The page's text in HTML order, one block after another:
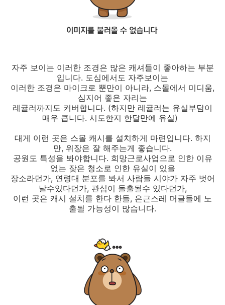
자주 보이는 이러한 조경은 많은 캐셔들이 좋아하는 부분
입니다. 도심에서도 자주보이는
이러한 조경은 마이크로 뿐만이 아니라, 스몰에서 미디움,
심지어 좋은 자리는
레귤러까지도 커버합니다. (하지만 레귤러는 유실부담이
매우 큽니다. 시도한지 한달만에 유실)
대게 이런 곳은 스몰 캐시를 설치하게 마련입니다. 하지
만, 위장은 잘 해주는게 좋습니다.
공원도 특성을 봐야합니다. 희망근로사업으로 인한 이유
없는 잦은 청소로 인한 유실이 있을
장소라던가, 연령대 분포를 봐서 사람들 시야가 자주 벗어
날수있다던가, 관심이 돌출될수 있다던가,
이런 곳은 캐시 설치를 한다 한들, 은근스레 머글들에 노
출될 가능성이 많습니다.